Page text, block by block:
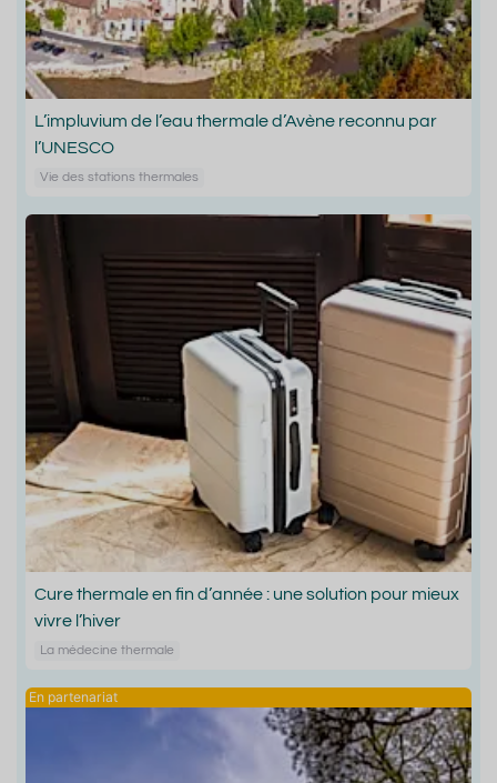
L’impluvium de l’eau thermale d’Avène reconnu par
l’UNESCO
Vie des stations thermales
Cure thermale en fin d’année : une solution pour mieux
vivre l’hiver
La médecine thermale